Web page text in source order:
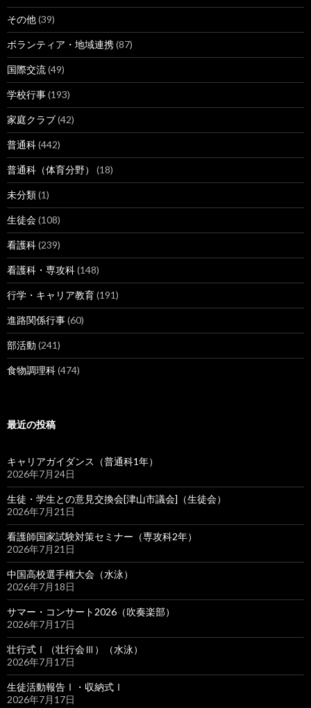
その他(39)
ボランティア・地域連携(87)
国際交流(49)
学校行事(193)
家庭クラブ(42)
普通科(442)
普通科（体育分野） (18)
未分類(1)
生徒会(108)
看護科(239)
看護科・専攻科(148)
行学・キャリア教育(191)
進路関係行事(60)
部活動 (241)
食物調理科(474)
最近の投稿
キャリアガイダンス（普通科1年）
2026年7月24日
生徒・学生との意見交換会[津山市議会]（生徒会）
2026年7月21日
看護師国家試験対策セミナー（専攻科2年）
2026年7月21日
中国高校選手権大会（水泳）
2026年7月18日
サマー・コンサート2026（吹奏楽部）
2026年7月17日
壮行式Ⅰ（壮行会Ⅲ）（水泳）
2026年7月17日
生徒活動報告Ⅰ・収納式Ⅰ
2026年7月17日